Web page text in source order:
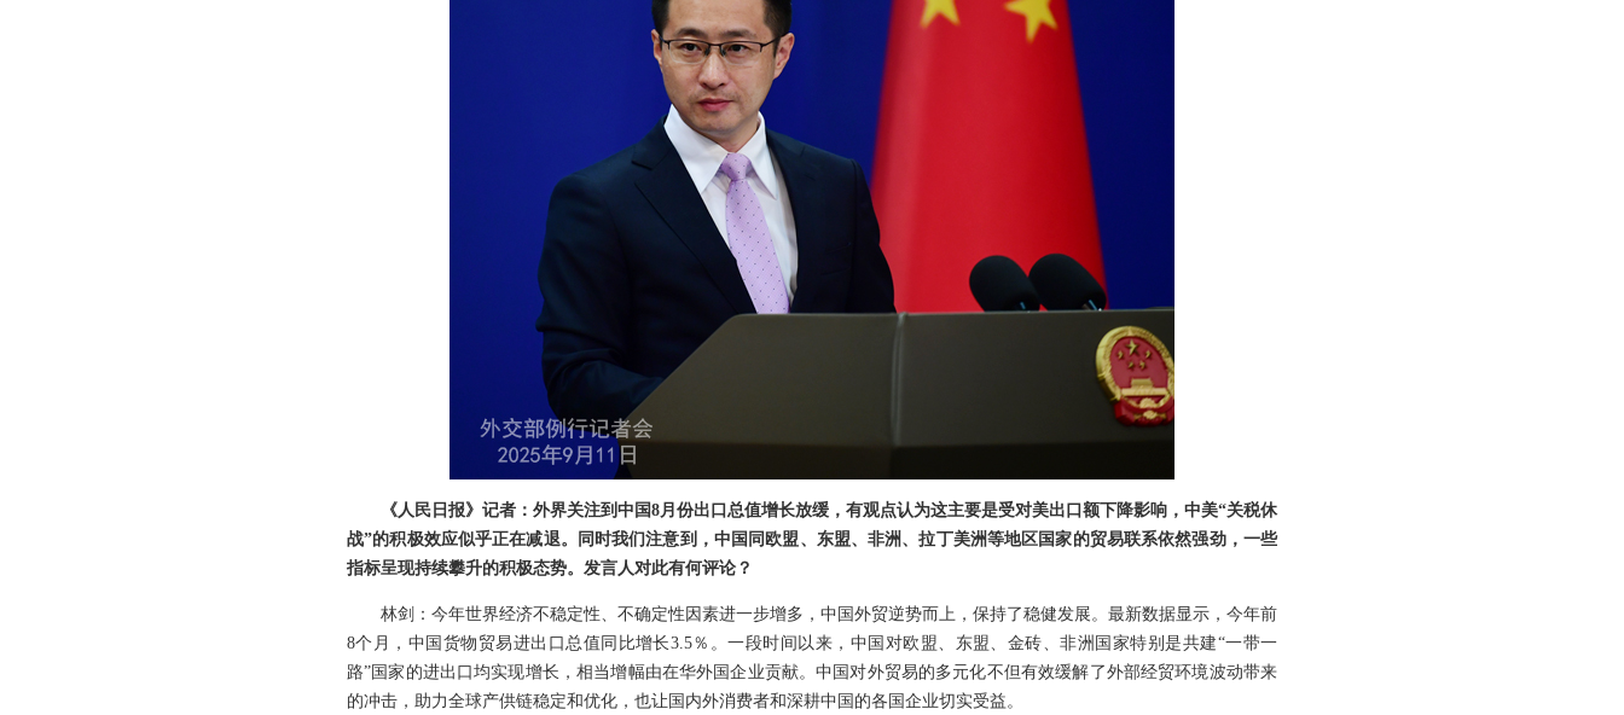
《人民日报》记者：外界关注到中国8月份出口总值增长放缓，有观点认为这主要是受对美出口额下降影响，中美“关税休
战”的积极效应似乎正在减退。同时我们注意到，中国同欧盟、东盟、非洲、拉丁美洲等地区国家的贸易联系依然强劲，一些
指标呈现持续攀升的积极态势。发言人对此有何评论？
林剑：今年世界经济不稳定性、不确定性因素进一步增多，中国外贸逆势而上，保持了稳健发展。最新数据显示，今年前
8个月，中国货物贸易进出口总值同比增长3.5％。一段时间以来，中国对欧盟、东盟、金砖、非洲国家特别是共建“一带一
路”国家的进出口均实现增长，相当增幅由在华外国企业贡献。中国对外贸易的多元化不但有效缓解了外部经贸环境波动带来
的冲击，助力全球产供链稳定和优化，也让国内外消费者和深耕中国的各国企业切实受益。